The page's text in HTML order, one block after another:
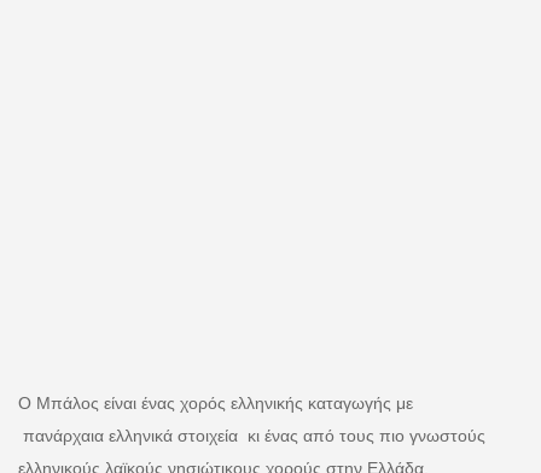
Ο Μπάλος είναι ένας χορός ελληνικής καταγωγής με
πανάρχαια ελληνικά στοιχεία κι ένας από τους πιο γνωστούς
ελληνικούς λαϊκούς νησιώτικους χορούς στην Ελλάδα.